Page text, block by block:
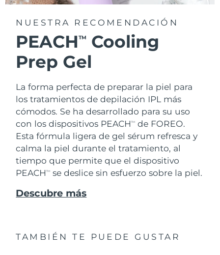
NUESTRA RECOMENDACIÓN
PEACHTM
Cooling
Prep Gel
La forma perfecta de preparar la piel para
los tratamientos de depilación IPL más
cómodos. Se ha desarrollado para su uso
con los dispositivos PEACHTM
de FOREO.
Esta fórmula ligera de gel sérum refresca y
calma la piel durante el tratamiento, al
tiempo que permite que el dispositivo
PEACHTM se deslice sin esfuerzo sobre la piel.
Descubre más
TAMBIÉN TE PUEDE GUSTAR